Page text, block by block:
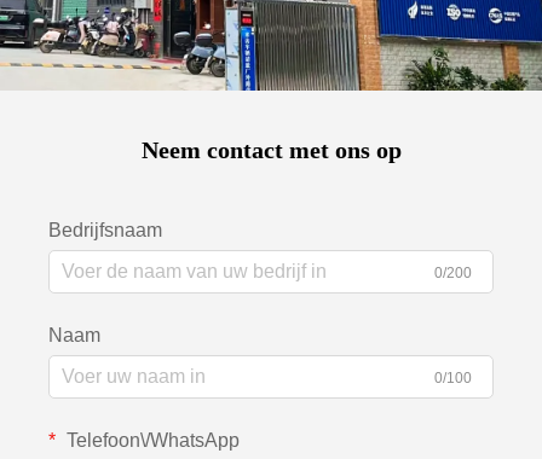
Neem contact met ons op
Bedrijfsnaam
0/200
Naam
0/100
Telefoon\/WhatsApp